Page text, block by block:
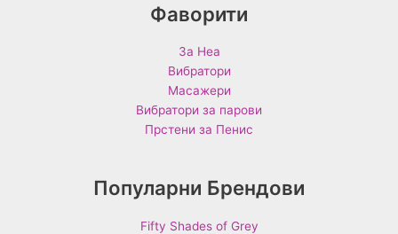
Фаворити
За Неа
Вибратори
Масажери
Вибратори за парови
Прстени за Пенис
Популарни Брендови
Fifty Shades of Grey